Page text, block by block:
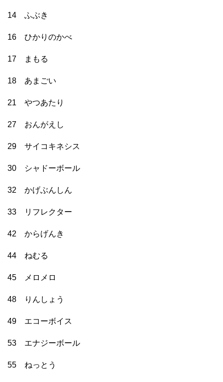
14 ふぶき
16 ひかりのかべ
17 まもる
18 あまごい
21 やつあたり
27 おんがえし
29 サイコキネシス
30 シャドーボール
32 かげぶんしん
33 リフレクター
42 からげんき
44 ねむる
45 メロメロ
48 りんしょう
49 エコーボイス
53 エナジーボール
55 ねっとう